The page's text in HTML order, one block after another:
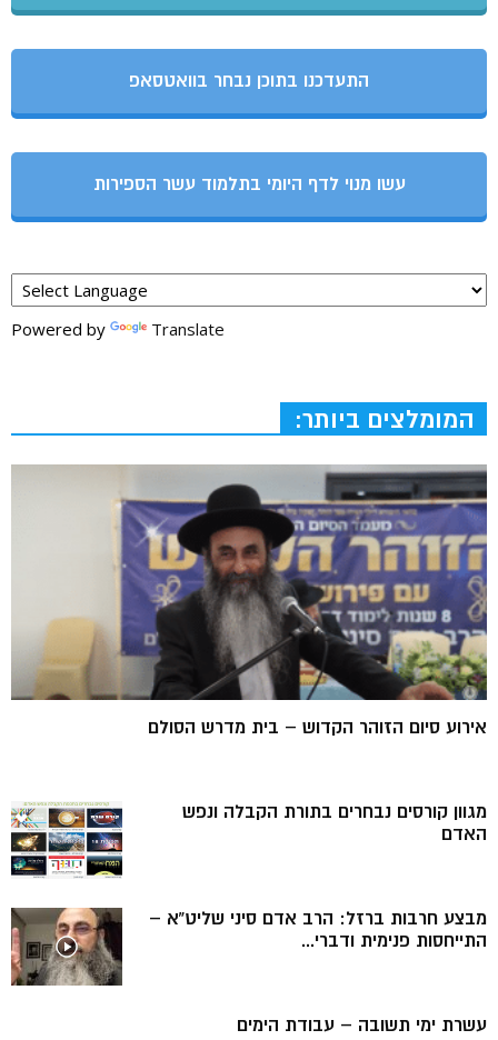
התעדכנו בתוכן נבחר בוואטסאפ
עשו מנוי לדף היומי בתלמוד עשר הספירות
Powered by Translate
המומלצים ביותר:
אירוע סיום הזוהר הקדוש – בית מדרש הסולם
מגוון קורסים נבחרים בתורת הקבלה ונפש
האדם
מבצע חרבות ברזל: הרב אדם סיני שליט”א –
התייחסות פנימית ודברי...
עשרת ימי תשובה – עבודת הימים